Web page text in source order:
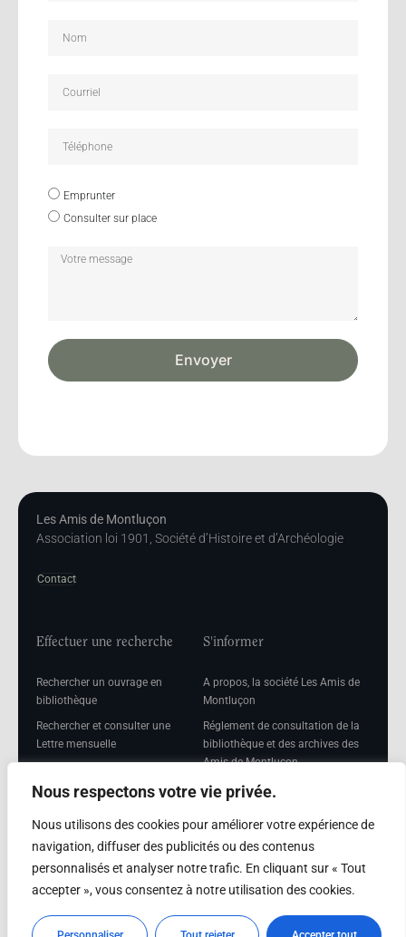
Nous respectons votre vie privée.
Nous utilisons des cookies pour améliorer votre expérience de
navigation, diffuser des publicités ou des contenus
personnalisés et analyser notre trafic. En cliquant sur « Tout
accepter », vous consentez à notre utilisation des cookies.
Emprunter
Consulter sur place
Envoyer
Les Amis de Montluçon
Association loi 1901, Société d’Histoire et d’Archéologie
Contact
Effectuer une recherche
Rechercher un ouvrage en
bibliothèque
Rechercher et consulter une
Lettre mensuelle
mensuelle
S'informer
A propos, la société Les Amis de
Montluçon
Réglement de consultation de la
bibliothèque et des archives des
Amis de Montluçon
Mentions légales
Adhérer